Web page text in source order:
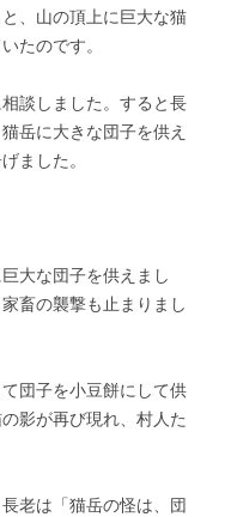
、山の頂上に巨大な猫
たのです。
談しました。すると長
岳に大きな団子を供え
ました。
大な団子を供えまし
畜の襲撃も止まりまし
団子を小豆餅にして供
影が再び現れ、村人た
老は「猫岳の怪は、団